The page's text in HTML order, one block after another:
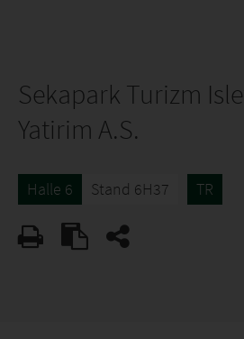
Sekapark Turizm
Yatirim A.S.
Halle 6 Stand 6H37 TR